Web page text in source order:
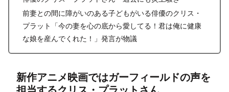
前妻との間に障がいのある子どもがいる俳優のクリス・
プラット「今の妻を心の底から愛してる！君は俺に健康
な娘を産んでくれた！」発言が物議
新作アニメ映画ではガーフィールドの声を